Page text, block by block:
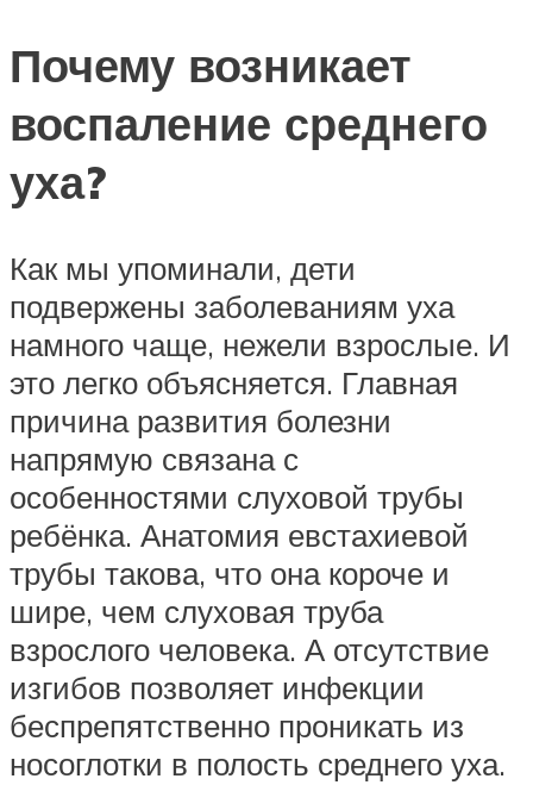
Почему возникает
воспаление среднего
уха?
Как мы упоминали, дети
подвержены заболеваниям уха
намного чаще, нежели взрослые. И
это легко объясняется. Главная
причина развития болезни
напрямую связана с
особенностями слуховой трубы
ребёнка. Анатомия евстахиевой
трубы такова, что она короче и
шире, чем слуховая труба
взрослого человека. А отсутствие
изгибов позволяет инфекции
беспрепятственно проникать из
носоглотки в полость среднего уха.